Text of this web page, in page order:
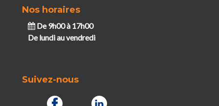
Nos horaires
De 9h00 à 17h00
De lundi au vendredi
Suivez-nous